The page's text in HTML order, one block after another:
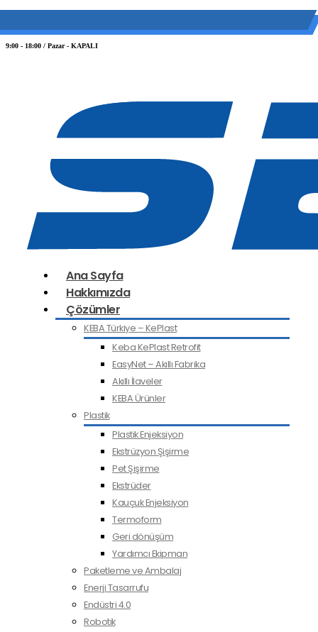
9:00 - 18:00 / Pazar - KAPALI
Ana Sayfa
Hakkımızda
Çözümler
KEBA Türkiye – KePlast
Keba KePlast Retrofit
EasyNet – Akıllı Fabrika
Akıllı İlaveler
KEBA Ürünler
Plastik
Plastik Enjeksiyon
Ekstrüzyon Şişirme
Pet Şişirme
Ekstrüder
Kauçuk Enjeksiyon
Termoform
Geri dönüşüm
Yardımcı Ekipman
Paketleme ve Ambalaj
Enerji Tasarrufu
Endüstri 4.0
Robotik